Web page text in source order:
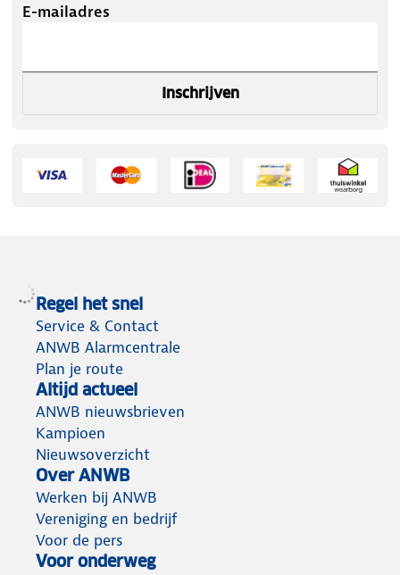
E-mailadres
Inschrijven
Regel het snel
Service & Contact
ANWB Alarmcentrale
Plan je route
Altijd actueel
ANWB nieuwsbrieven
Kampioen
Nieuwsoverzicht
Over ANWB
Werken bij ANWB
Vereniging en bedrijf
Voor de pers
Voor onderweg